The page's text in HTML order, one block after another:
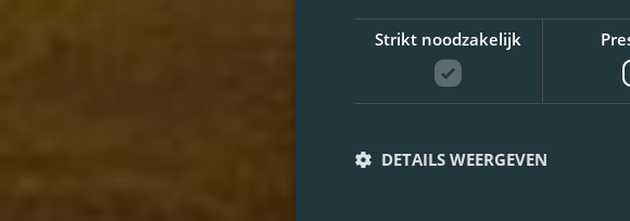
Strikt noodzakelijk
DETAILS WEERGEVEN